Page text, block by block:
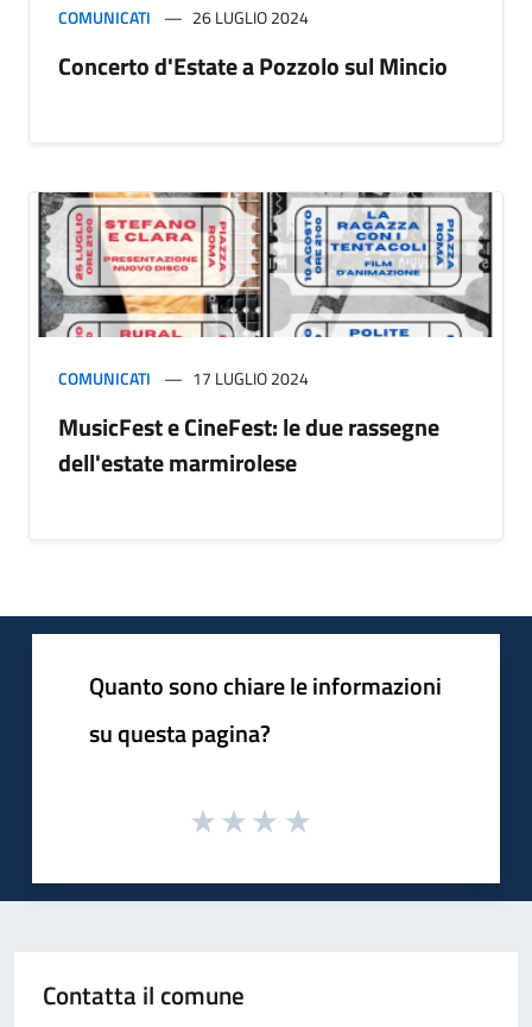
COMUNICATI 26 LUGLIO 2024
Concerto d'Estate a Pozzolo sul Mincio
COMUNICATI 17 LUGLIO 2024
MusicFest e CineFest: le due rassegne
dell'estate marmirolese
Quanto sono chiare le informazioni
su questa pagina?
Contatta il comune